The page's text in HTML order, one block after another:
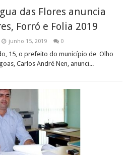
das Flores anuncia
Forró e Folia 2019
junho 15, 2019 0
15, o prefeito do município de Olho
Carlos André Nen, anunci...